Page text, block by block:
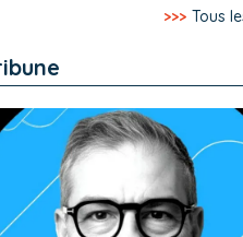
>>> Tous